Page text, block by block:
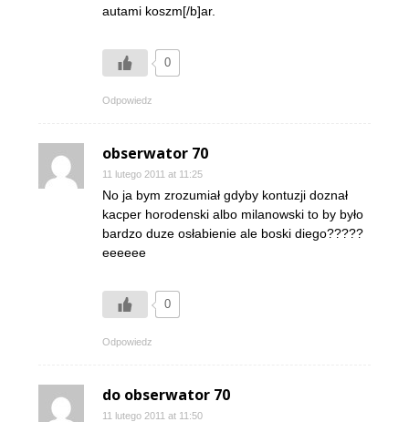
autami koszm[/b]ar.
0
Odpowiedz
obserwator 70
11 lutego 2011 at 11:25
No ja bym zrozumiał gdyby kontuzji doznał
kacper horodenski albo milanowski to by było
bardzo duze osłabienie ale boski diego?????
eeeeee
0
Odpowiedz
do obserwator 70
11 lutego 2011 at 11:50